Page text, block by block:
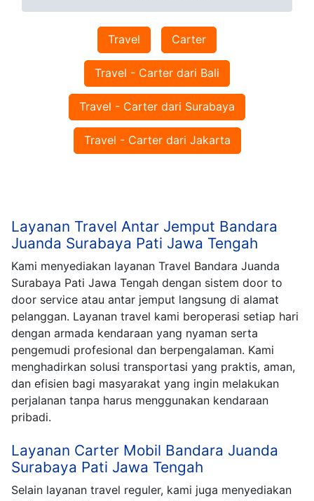
Travel Carter
Travel - Carter dari Bali
Travel - Carter dari Surabaya
Travel - Carter dari Jakarta
Layanan Travel Antar Jemput Bandara
Juanda Surabaya Pati Jawa Tengah
Kami menyediakan layanan Travel Bandara Juanda
Surabaya Pati Jawa Tengah dengan sistem door to
door service atau antar jemput langsung di alamat
pelanggan. Layanan travel kami beroperasi setiap hari
dengan armada kendaraan yang nyaman serta
pengemudi profesional dan berpengalaman. Kami
menghadirkan solusi transportasi yang praktis, aman,
dan efisien bagi masyarakat yang ingin melakukan
perjalanan tanpa harus menggunakan kendaraan
pribadi.
Layanan Carter Mobil Bandara Juanda
Surabaya Pati Jawa Tengah
Selain layanan travel reguler, kami juga menyediakan